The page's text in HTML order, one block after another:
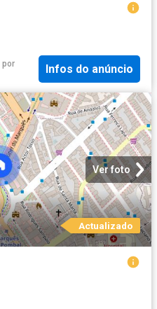
por
Infos do anúncio
Ver foto
Actualizado